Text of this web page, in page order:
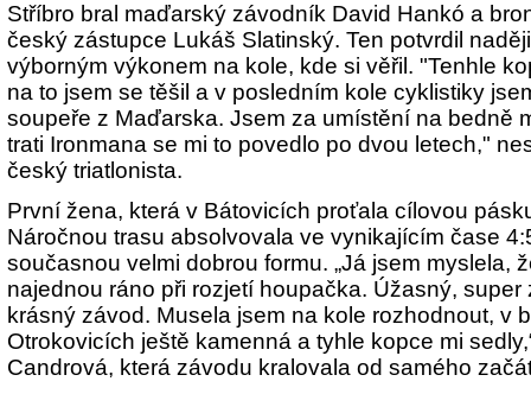
Stříbro bral maďarský závodník David Hankó a
český zástupce Lukáš Slatinský. Ten potvrdil
výborným výkonem na kole, kde si věřil. "Tenhle
na to jsem se těšil a v posledním kole cyklistiky
soupeře z Maďarska. Jsem za umístění na bedně
trati Ironmana se mi to povedlo po dvou letech,"
český triatlonista.
První žena, která v Bátovicích proťala cílovou
Náročnou trasu absolvovala ve vynikajícím čase
současnou velmi dobrou formu. „Já jsem myslela,
najednou ráno při rozjetí houpačka. Úžasný,
krásný závod. Musela jsem na kole rozhodnout, v
Otrokovicích ještě kamenná a tyhle kopce mi
Candrová, která závodu kralovala od samého